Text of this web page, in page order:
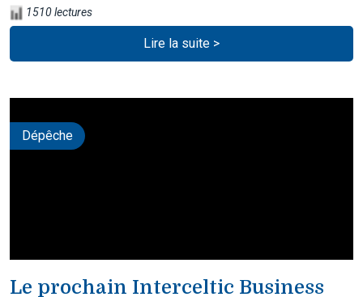
1510 lectures
Lire la suite >
Dépêche
Le prochain Interceltic Business